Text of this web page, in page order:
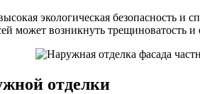
экологическая безопасность
может возникнуть трещиноватость и
отделки